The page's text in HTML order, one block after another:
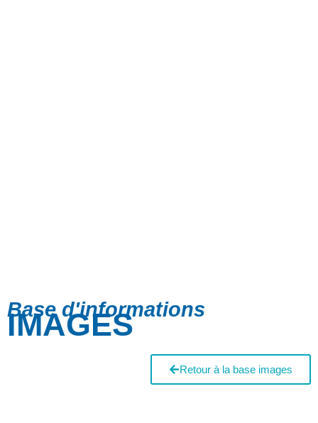
Base d'informations
IMAGES
Retour à la base images